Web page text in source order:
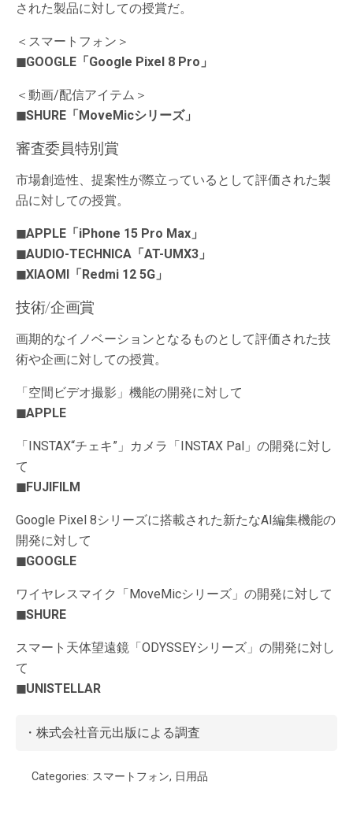
された製品に対しての授賞だ。
＜スマートフォン＞
◼︎GOOGLE「Google Pixel 8 Pro」
＜動画/配信アイテム＞
◼︎SHURE「MoveMicシリーズ」
審査委員特別賞
市場創造性、提案性が際立っているとして評価された製
品に対しての授賞。
◼︎APPLE「iPhone 15 Pro Max」
◼︎AUDIO-TECHNICA「AT-UMX3」
◼︎XIAOMI「Redmi 12 5G」
技術/企画賞
画期的なイノベーションとなるものとして評価された技
術や企画に対しての授賞。
「空間ビデオ撮影」機能の開発に対して
◼︎APPLE
「INSTAX“チェキ”」カメラ「INSTAX Pal」の開発に対し
て
◼︎FUJIFILM
Google Pixel 8シリーズに搭載された新たなAI編集機能の
開発に対して
◼︎GOOGLE
ワイヤレスマイク「MoveMicシリーズ」の開発に対して
◼︎SHURE
スマート天体望遠鏡「ODYSSEYシリーズ」の開発に対し
て
◼︎UNISTELLAR
・ 株式会社音元出版による調査
Categories: スマートフォン, 日用品